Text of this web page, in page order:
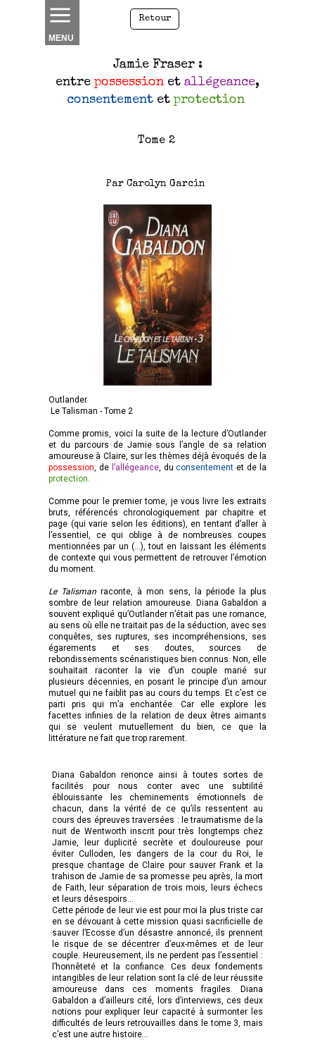
MENU
Diana Gabaldon renonce ainsi à toutes sortes de
facilités pour nous conter avec une subtilité
éblouissante les cheminements émotionnels de
chacun, dans la vérité de ce qu’ils ressentent au
cours des épreuves traversées : le traumatisme de la
nuit de Wentworth inscrit pour très longtemps chez
Jamie, leur duplicité secrète et douloureuse pour
éviter Culloden, les dangers de la cour du Roi, le
presque chantage de Claire pour sauver Frank et la
trahison de Jamie de sa promesse peu après, la mort
de Faith, leur séparation de trois mois, leurs échecs
et leurs désespoirs…
Cette période de leur vie est pour moi la plus triste car
en se dévouant à cette mission quasi sacrificielle de
sauver l’Ecosse d’un désastre annoncé, ils prennent
le risque de se décentrer d’eux-mêmes et de leur
couple. Heureusement, ils ne perdent pas l’essentiel :
l’honnêteté et la confiance. Ces deux fondements
intangibles de leur relation sont la clé de leur réussite
amoureuse dans ces moments fragiles. Diana
Gabaldon a d’ailleurs cité, lors d’interviews, ces deux
notions pour expliquer leur capacité à surmonter les
difficultés de leurs retrouvailles dans le tome 3, mais
c’est une autre histoire…
Jamie Fraser :
entre possession et allégeance,
consentement et protection
Tome 2
Par Carolyn Garcin
Outlander
Le Talisman - Tome 2
Comme promis, voici la suite de la lecture d’Outlander
et du parcours de Jamie sous l’angle de sa relation
amoureuse à Claire, sur les thèmes déjà évoqués de la
possession, de l’allégeance, duconsentement et de la
protection.
Comme pour le premier tome, je vous livre les extraits
bruts, référencés chronologiquement par chapitre et
page (qui varie selon les éditions), en tentant d’aller à
l’essentiel, ce qui oblige à de nombreuses coupes
mentionnées par un (…), tout en laissant les éléments
de contexte qui vous permettent de retrouver l’émotion
du moment.
Le Talisman raconte, à mon sens, la période la plus
sombre de leur relation amoureuse. Diana Gabaldon a
souvent expliqué qu’Outlander n’était pas une romance,
au sens où elle ne traitait pas de la séduction, avec ses
conquêtes, ses ruptures, ses incompréhensions, ses
égarements et ses doutes, sources de
rebondissements scénaristiques bien connus. Non, elle
souhaitait raconter la vie d’un couple marié sur
plusieurs décennies, en posant le principe d’un amour
mutuel qui ne faiblit pas au cours du temps. Et c’est ce
parti pris qui m’a enchantée. Car elle explore les
facettes infinies de la relation de deux êtres aimants
qui se veulent mutuellement du bien, ce que la
littérature ne fait que trop rarement.
Retour